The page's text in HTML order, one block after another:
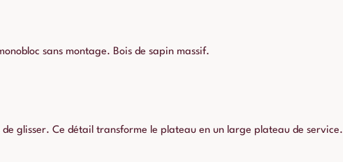
sans montage. Bois de sapin massif.
glisser. Ce détail transforme le plateau en un large plateau de service.